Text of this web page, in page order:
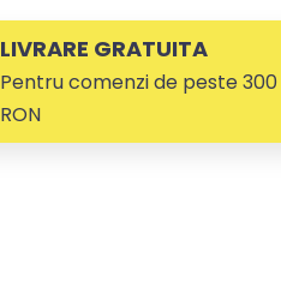
LIVRARE GRATUITA
Pentru comenzi de peste 300
RON